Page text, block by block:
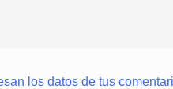
los datos de tus